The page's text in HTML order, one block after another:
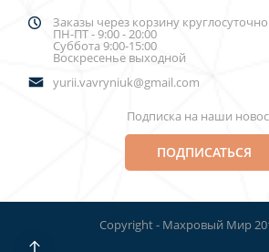
Заказы через корзину круглосуточно
ПН-ПТ - 9:00 - 20:00
Суббота 9:00-15:00
Воскресенье выходной
yurii.vavryniuk@gmail.com
Подписка на наши
ПОДПИСАТЬСЯ
Copyright - Махровый Мир